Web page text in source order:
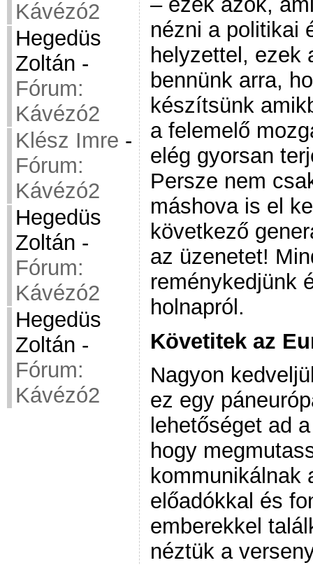
Kávézó2
Hegedüs
Zoltán -
Fórum:
Kávézó2
Klész Imre -
Fórum:
Kávézó2
Hegedüs
Zoltán -
Fórum:
Kávézó2
Hegedüs
Zoltán -
Fórum:
Kávézó2
nézni a politikai
helyzettel, ezek
bennünk arra,
készítsünk
a felemelő
elég gyorsan
Persze nem
máshova is el
következő
az üzenetet!
reménykedjünk
holnapról.
Követitek az
Nagyon
ez egy
lehetőséget ad
hogy
kommunikálnak
előadókkal és
emberekkel
néztük a